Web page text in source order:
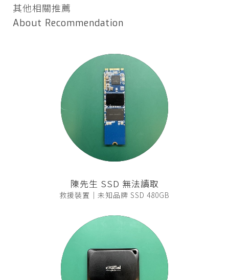
其他相關推薦
About Recommendation
陳先生 SSD 無法讀取
救援裝置｜未知品牌 SSD 480GB